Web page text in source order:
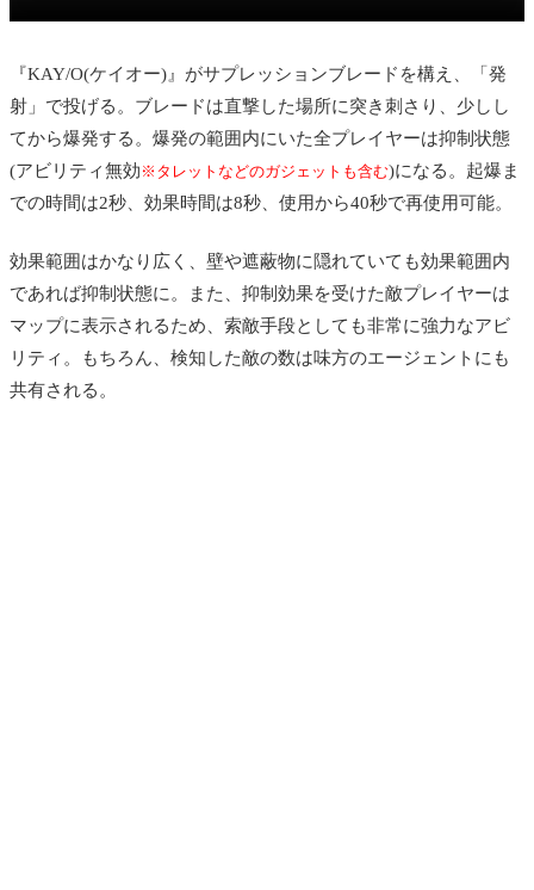
『KAY/O(ケイオー)』がサプレッションブレードを構え、「発
射」で投げる。ブレードは直撃した場所に突き刺さり、少しし
てから爆発する。爆発の範囲内にいた全プレイヤーは抑制状態
(アビリティ無効 ※タレットなどのガジェットも含む)になる。起爆ま
での時間は2秒、効果時間は8秒、使用から40秒で再使用可能。
効果範囲はかなり広く、壁や遮蔽物に隠れていても効果範囲内
であれば抑制状態に。また、抑制効果を受けた敵プレイヤーは
マップに表示されるため、索敵手段としても非常に強力なアビ
リティ。もちろん、検知した敵の数は味方のエージェントにも
共有される。